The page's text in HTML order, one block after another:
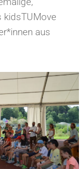
kidsTUMove
aus